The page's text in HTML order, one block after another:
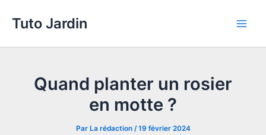
Tuto Jardin
Quand planter un rosier
en motte ?
Par La rédaction /19 février 2024